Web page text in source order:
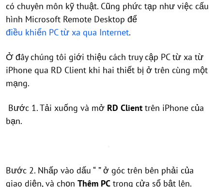
có chuyên môn kỹ thuật. Cũng phức tạp như việc cấu
hình Microsoft Remote Desktop để
điều khiển PC từ xa qua Internet.
Ở đây chúng tôi giới thiệu cách truy cập PC từ xa từ
iPhone qua RD Client khi hai thiết bị ở trên cùng một
mạng.
Bước 1. Tải xuống và mở RD Client trên iPhone của
bạn.
Bước 2. Nhấp vào dấu “ ” ở góc trên bên phải của
giao diện, và chọn Thêm PC trong cửa sổ bật lên.